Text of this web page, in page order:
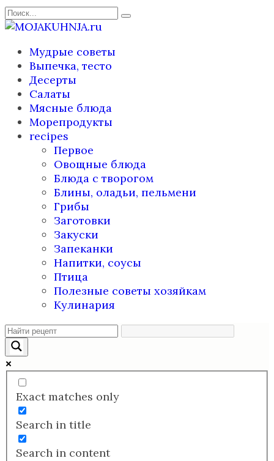
Перейти
к
Search
for:
Мудрые советы
Выпечка, тесто
Десерты
Салаты
Мясные блюда
Морепродукты
recipes
Первое
Овощные блюда
Блюда с творогом
Блины, оладьи, пельмени
Грибы
Заготовки
Закуски
Запеканки
Напитки, соусы
Птица
Полезные советы хозяйкам
Кулинария
Exact matches only
Search in title
Search in content